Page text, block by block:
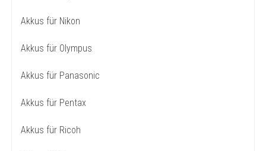
Akkus für Nikon
Akkus für Olympus
Akkus für Panasonic
Akkus für Pentax
Akkus für Ricoh